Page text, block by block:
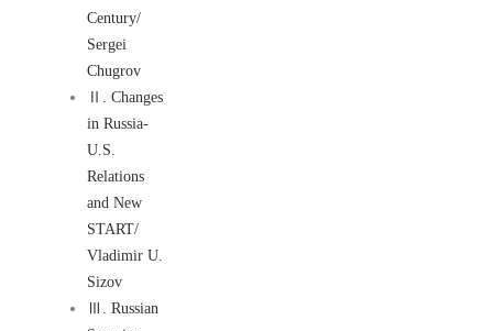
Century/
Sergei
Chugrov
Ⅱ. Changes
in Russia-
U.S.
Relations
and New
START/
Vladimir U.
Sizov
Ⅲ. Russian